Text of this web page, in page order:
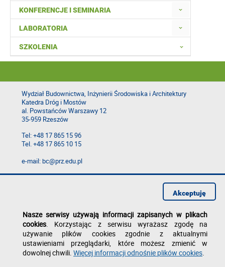
KONFERENCJE I SEMINARIA
LABORATORIA
SZKOLENIA
Wydział Budownictwa, Inżynierii Środowiska i Architektury
Katedra Dróg i Mostów
al. Powstańców Warszawy 12
35-959 Rzeszów
Tel: +48 17 865 15 96
Tel. +48 17 865 10 15
e-mail: bc@prz.edu.pl
Deklaracja dostępności
Nasze serwisy używają informacji zapisanych w plikach
cookies. Korzystając z serwisu wyrażasz zgodę na
używanie plików cookies zgodnie z aktualnymi
ustawieniami przeglądarki, które możesz zmienić w
dowolnej chwili. Więcej informacji odnośnie plików cookies.
Akceptuję